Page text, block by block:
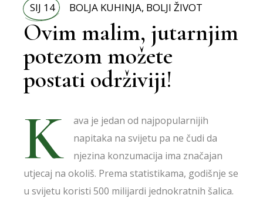
SIJ 14 BOLJA KUHINJA, BOLJI ŽIVOT
Ovim malim, jutarnjim
potezom možete
postati održiviji!
K
ava je jedan od najpopularnijih
napitaka na svijetu pa ne čudi da
njezina konzumacija ima značajan
utjecaj na okoliš. Prema statistikama, godišnje se
u svijetu koristi 500 milijardi jednokratnih šalica.